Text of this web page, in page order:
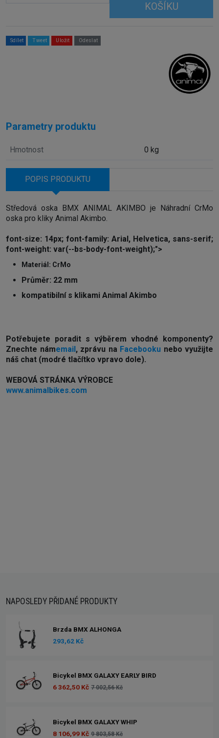
KOŠÍKU
Sdílet Tweet Uložit Odeslat
Parametry produktu
Hmotnost 0 kg
POPIS PRODUKTU
Středová oska BMX ANIMAL AKIMBO je Náhradní CrMo
oska pro kliky Animal Akimbo.
font-size: 14px; font-family: Arial, Helvetica, sans-serif;
font-weight: var(--bs-body-font-weight);">
Materiál: CrMo
Průměr: 22 mm
kompatibilní s klikami Animal Akimbo
Potřebujete poradit s výběrem vhodné komponenty?
Znechte námemail, zprávu na Facebooku nebo využijte
náš chat (modré tlačítko vpravo dole).
WEBOVÁ STRÁNKA VÝROBCE
www.animalbikes.com
NAPOSLEDY PŘIDANÉ PRODUKTY
Brzda BMX ALHONGA
293,62 Kč
Bicykel BMX GALAXY EARLY BIRD
6 362,50 Kč 7 002,56 Kč
Bicykel BMX GALAXY WHIP
8 106,99 Kč 9 803,58 Kč